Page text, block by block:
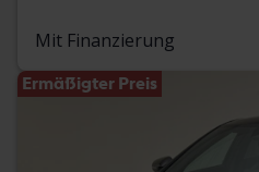
Mit Finanzierung
Ermäßigter Preis